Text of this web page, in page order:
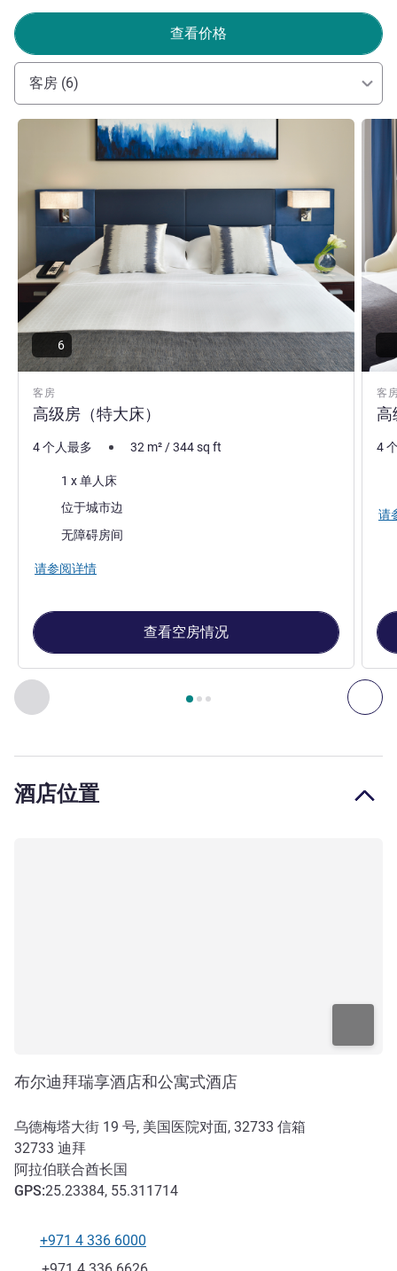
查看价格
客房 (6)
上一个 - 客房 下
第 页，共 , 客房 1 : 高级房（特大床） , 客房 2 : 高级房
客房
高级房（特大床）
请参阅详情
6
4 个人最多 32 m²/344sq ft
床上用品1 x 单人床
位于城市边
无障碍房间
请参阅详情
查看空房情况
客
高
请参
4
请
酒店位置
布尔迪拜瑞享酒店和公寓式酒店
乌德梅塔大街 19 号, 美国医院对面, 32733 信箱
32733 迪拜
阿拉伯联合酋长国
GPS:25.23384, 55.311714
电话
+971 4 336 6000